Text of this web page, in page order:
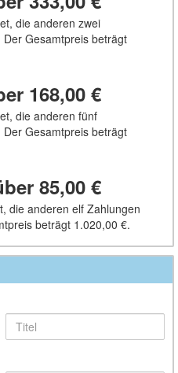
die anderen zwei
Gesamtpreis beträgt
168,00 €
die anderen fünf
Gesamtpreis beträgt
85,00 €
die anderen elf Zahlungen
beträgt 1.020,00 €.